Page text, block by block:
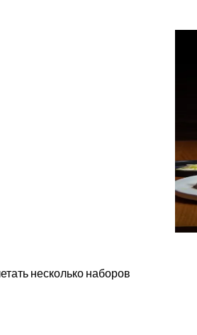
несколько наборов